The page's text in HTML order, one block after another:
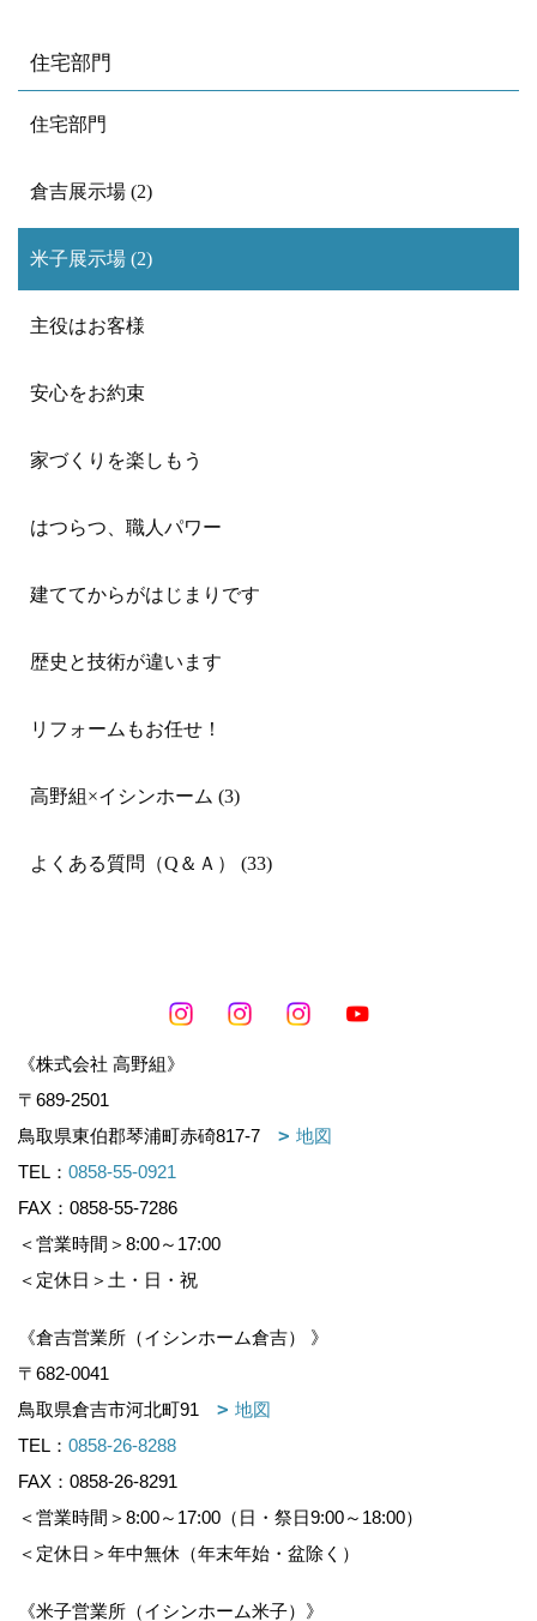
住宅部門
住宅部門
倉吉展示場 (2)
米子展示場 (2)
主役はお客様
安心をお約束
家づくりを楽しもう
はつらつ、職人パワー
建ててからがはじまりです
歴史と技術が違います
リフォームもお任せ！
高野組×イシンホーム (3)
よくある質問（Q＆Ａ） (33)
《株式会社 高野組》
〒689-2501
鳥取県東伯郡琴浦町赤碕817-7
地図
TEL： 0858-55-0921
FAX：0858-55-7286
＜営業時間＞8:00～17:00
＜定休日＞土・日・祝
《倉吉営業所（イシンホーム倉吉） 》
〒682-0041
鳥取県倉吉市河北町91
地図
TEL： 0858-26-8288
FAX：0858-26-8291
＜営業時間＞8:00～17:00（日・祭日9:00～18:00）
＜定休日＞年中無休（年末年始・盆除く）
《米子営業所（イシンホーム米子）》